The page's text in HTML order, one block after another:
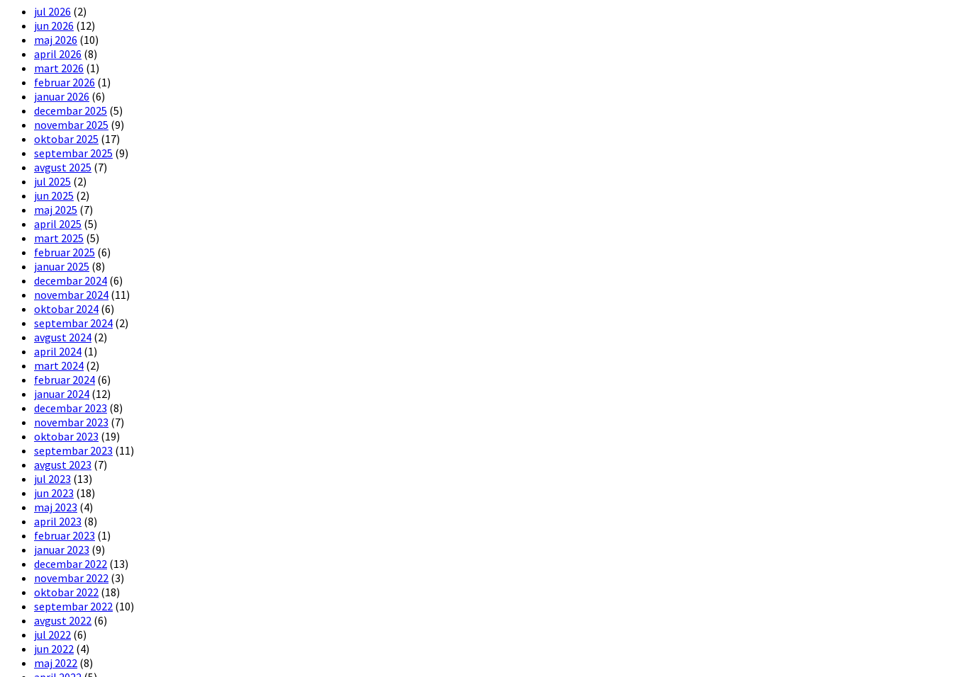
jul 2026 (2)
jun 2026 (12)
maj 2026 (10)
april 2026 (8)
mart 2026 (1)
februar 2026 (1)
januar 2026 (6)
decembar 2025 (5)
novembar 2025 (9)
oktobar 2025 (17)
septembar 2025 (9)
avgust 2025 (7)
jul 2025 (2)
jun 2025 (2)
maj 2025 (7)
april 2025 (5)
mart 2025 (5)
februar 2025 (6)
januar 2025 (8)
decembar 2024 (6)
novembar 2024 (11)
oktobar 2024 (6)
septembar 2024 (2)
avgust 2024 (2)
april 2024 (1)
mart 2024 (2)
februar 2024 (6)
januar 2024 (12)
decembar 2023 (8)
novembar 2023 (7)
oktobar 2023 (19)
septembar 2023 (11)
avgust 2023 (7)
jul 2023 (13)
jun 2023 (18)
maj 2023 (4)
april 2023 (8)
februar 2023 (1)
januar 2023 (9)
decembar 2022 (13)
novembar 2022 (3)
oktobar 2022 (18)
septembar 2022 (10)
avgust 2022 (6)
jul 2022 (6)
jun 2022 (4)
maj 2022 (8)